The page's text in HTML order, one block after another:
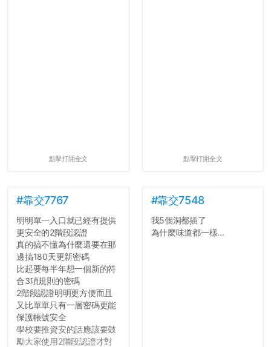
點擊打開全文 點擊打開全文
#靠交7767
明明單一入口就已經有提供
更安全的2階段認證
真的搞不懂為什麼還要在那
邊搞180天更新密碼
比起要每半年想一個新的符
合3項規則的密碼
2階段認證明明更方便而且
又比單單只有一層密碼更能
保護帳號安全
學校要推資安的話應該要鼓
勵大家使用2階段認證才對
#靠交7548
我5個洞都插了
為什麼味道都一樣...